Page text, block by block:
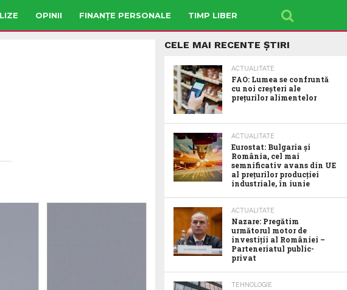
OPINII FINANȚE PERSONALE TIMP LIBER
CELE MAI RECENTE ȘTIRI
ACTUALITATE
FAO: Lumea se confruntă
cu noi creșteri ale
prețurilor alimentelor
ACTUALITATE
Eurostat: Bulgaria și
România, cel mai
semnificativ avans din UE
al prețurilor producției
industriale, în iunie
ACTUALITATE
Nazare: Pregătim
următorul motor de
investiții al României –
Parteneriatul public-
privat
TEHNOLOGIE